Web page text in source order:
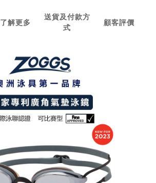
了解更多
送貨及付款方
式
顧客評價